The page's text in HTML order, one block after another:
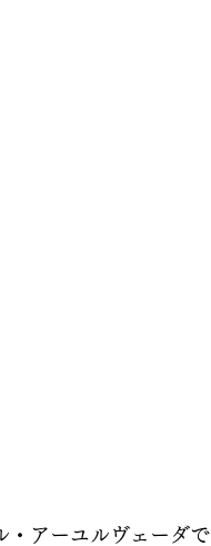
・アーユルヴェーダで